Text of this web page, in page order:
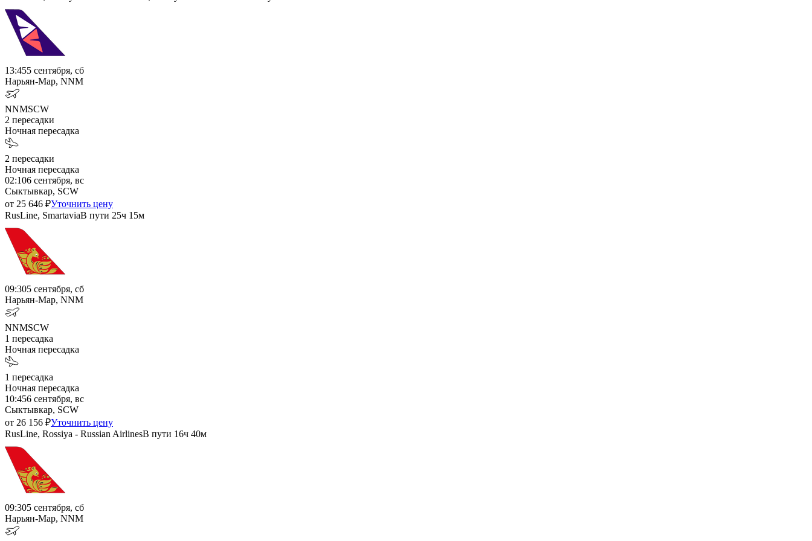
13:455 сентября, сб
Нарьян-Мар, NNM
NNMSCW
2 пересадки
Ночная пересадка
2 пересадки
Ночная пересадка
02:106 сентября, вс
Сыктывкар, SCW
от 25 646 ₽Уточнить цену
RusLine, SmartaviaВ пути 25ч 15м
09:305 сентября, сб
Нарьян-Мар, NNM
NNMSCW
1 пересадка
Ночная пересадка
1 пересадка
Ночная пересадка
10:456 сентября, вс
Сыктывкар, SCW
от 26 156 ₽Уточнить цену
RusLine, Rossiya - Russian AirlinesВ пути 16ч 40м
09:305 сентября, сб
Нарьян-Мар, NNM